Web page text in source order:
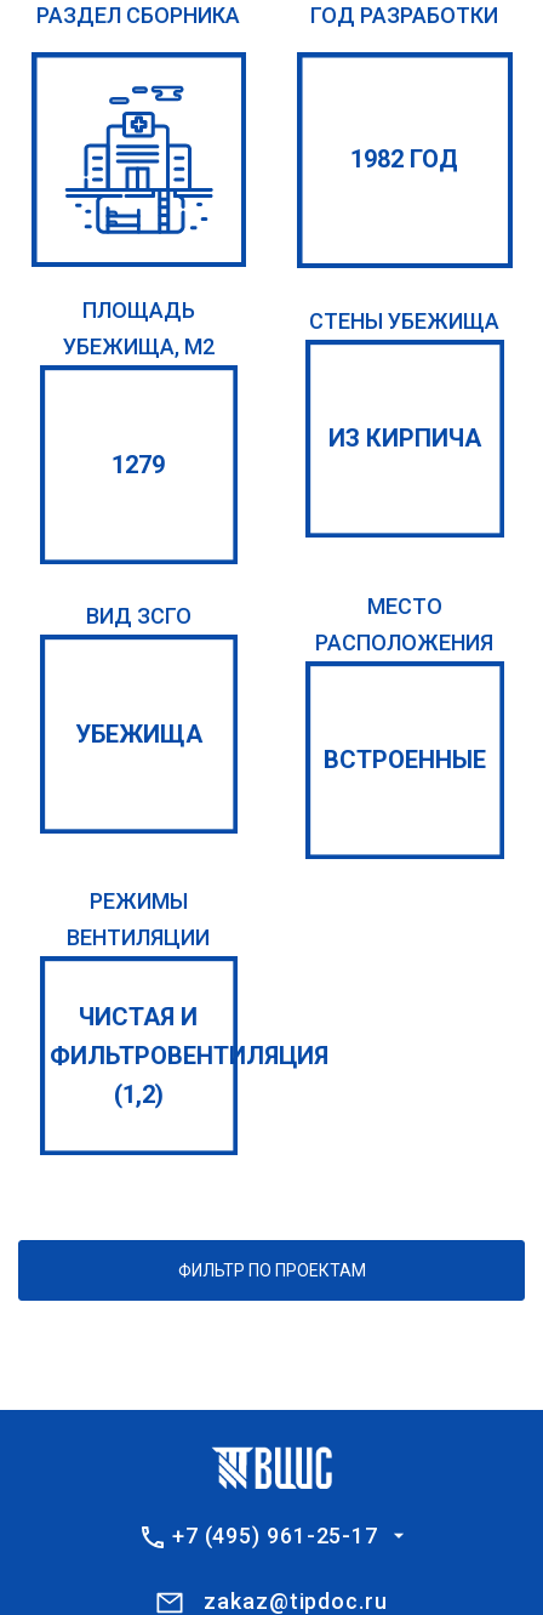
РАЗДЕЛ СБОРНИКА ГОД РАЗРАБОТКИ
1982 ГОД
ПЛОЩАДЬ
УБЕЖИЩА, М2
1279
СТЕНЫ УБЕЖИЩА
ИЗ КИРПИЧА
ВИД ЗСГО
УБЕЖИЩА
МЕСТО
РАСПОЛОЖЕНИЯ
ВСТРОЕННЫЕ
РЕЖИМЫ
ВЕНТИЛЯЦИИ
ЧИСТАЯ И
ФИЛЬТРОВЕНТИЛЯЦИЯ
(1,2)
ФИЛЬТР ПО ПРОЕКТАМ
+7 (495) 961-25-17
zakaz@tipdoc.ru